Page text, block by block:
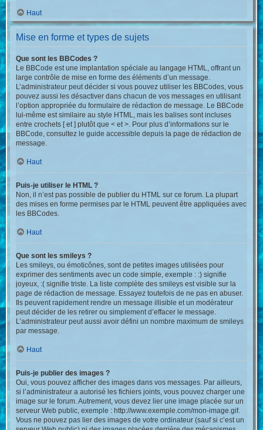
Haut
Mise en forme et types de sujets
Que sont les BBCodes ?
Le BBCode est une implantation spéciale au langage HTML, offrant un
large contrôle de mise en forme des éléments d’un message.
L’administrateur peut décider si vous pouvez utiliser les BBCodes, vous
pouvez aussi les désactiver dans chacun de vos messages en utilisant
l’option appropriée du formulaire de rédaction de message. Le BBCode
lui-même est similaire au style HTML, mais les balises sont incluses
entre crochets [ et ] plutôt que < et >. Pour plus d’informations sur le
BBCode, consultez le guide accessible depuis la page de rédaction de
message.
Haut
Puis-je utiliser le HTML ?
Non, il n’est pas possible de publier du HTML sur ce forum. La plupart
des mises en forme permises par le HTML peuvent être appliquées avec
les BBCodes.
Haut
Que sont les smileys ?
Les smileys, ou émoticônes, sont de petites images utilisées pour
exprimer des sentiments avec un code simple, exemple : :) signifie
joyeux, :( signifie triste. La liste complète des smileys est visible sur la
page de rédaction de message. Essayez toutefois de ne pas en abuser.
Ils peuvent rapidement rendre un message illisible et un modérateur
peut décider de les retirer ou simplement d’effacer le message.
L’administrateur peut aussi avoir défini un nombre maximum de smileys
par message.
Haut
Puis-je publier des images ?
Oui, vous pouvez afficher des images dans vos messages. Par ailleurs,
si l’administrateur a autorisé les fichiers joints, vous pouvez charger une
image sur le forum. Autrement, vous devez lier une image placée sur un
serveur Web public, exemple : http://www.exemple.com/mon-image.gif.
Vous ne pouvez pas lier des images de votre ordinateur (sauf si c’est un